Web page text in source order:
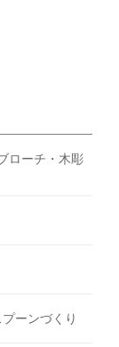
ローチ・木彫
ーンづくり